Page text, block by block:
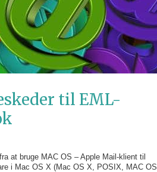
til EML-
at bruge MAC OS – Apple Mail-klient til
i Mac OS X (Mac OS X, POSIX, MAC OS